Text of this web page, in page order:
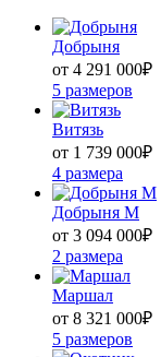
Добрыня
от 4 291 000₽
5 размеров
Витязь
от 1 739 000₽
4 размера
Добрыня М
от 3 094 000₽
2 размера
Маршал
от 8 321 000₽
5 размеров